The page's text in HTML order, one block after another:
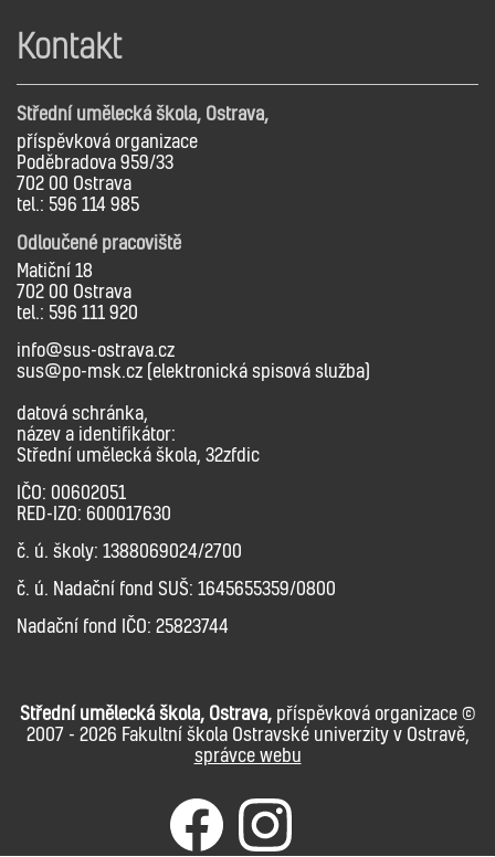
Kontakt
Střední umělecká škola, Ostrava,
příspěvková organizace
Poděbradova 959/33
702 00 Ostrava
tel.: 596 114 985
Odloučené pracoviště
Matiční 18
702 00 Ostrava
tel.: 596 111 920
info@sus-ostrava.cz
sus@po-msk.cz (elektronická spisová služba)
datová schránka,
název a identifikátor:
Střední umělecká škola, 32zfdic
IČO: 00602051
RED-IZO: 600017630
č. ú. školy: 1388069024/2700
č. ú. Nadační fond SUŠ: 1645655359/0800
Nadační fond IČO: 25823744
Střední umělecká škola, Ostrava, příspěvková organizace ©
2007 - 2026 Fakultní škola Ostravské univerzity v Ostravě,
správce webu